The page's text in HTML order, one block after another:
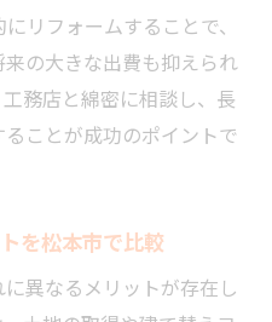
世代を超えた住み継ぎ
ら学ぶ将来設計のコツ
リフォームすることで、
の大きな出費も抑えられ
務店と綿密に相談し、長
ことが成功のポイントで
を松本市で比較
異なるメリットが存在し